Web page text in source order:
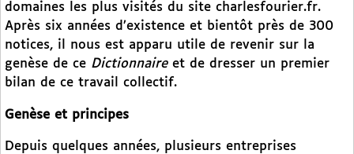
domaines les plus visités du site charlesfourier.fr.
Après six années d’existence et bientôt près de 300
notices, il nous est apparu utile de revenir sur la
genèse de ce Dictionnaire et de dresser un premier
bilan de ce travail collectif.
Genèse et principes
Depuis quelques années, plusieurs entreprises